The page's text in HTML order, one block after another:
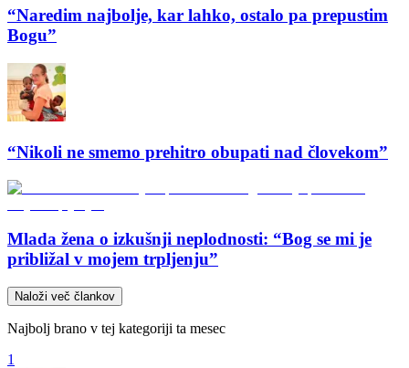
“Naredim najbolje, kar lahko, ostalo pa prepustim
Bogu”
“Nikoli ne smemo prehitro obupati nad človekom”
Mlada žena o izkušnji neplodnosti: “Bog se mi je
približal v mojem trpljenju”
Naloži več člankov
Najbolj brano v tej kategoriji ta mesec
1